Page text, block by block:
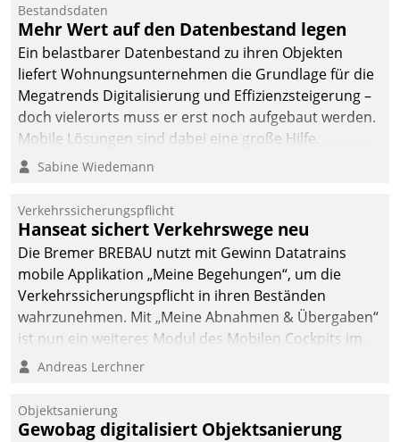
Datatrain. Die meravis
Wohnungsbau- und
Immobilien GmbH hat
sich dabei für den Betrieb
der Lösung über die SAP
Cloud Platform
entschieden - als erstes
Unternehmen am
Bestandsdaten
Mehr Wert auf den Datenbestand legen
Ein belastbarer Datenbestand zu ihren Objekten
liefert Wohnungsunternehmen die Grundlage für die
Megatrends Digitalisierung und Effizienzsteigerung –
doch vielerorts muss er erst noch aufgebaut werden.
Mobile Lösungen sind dabei eine große Hilfe.
Sabine Wiedemann
Verkehrssicherungspflicht
Hanseat sichert Verkehrswege neu
Die Bremer BREBAU nutzt mit Gewinn Datatrains
mobile Applikation „Meine Begehungen“, um die
Verkehrssicherungspflicht in ihren Beständen
wahrzunehmen. Mit „Meine Abnahmen & Übergaben“
ist nun ein weiteres Modul des Mobilen Cockpits im
Einsatz.
Andreas Lerchner
Objektsanierung
Gewobag digitalisiert Objektsanierung